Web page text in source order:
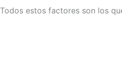
Todos estos factores son los